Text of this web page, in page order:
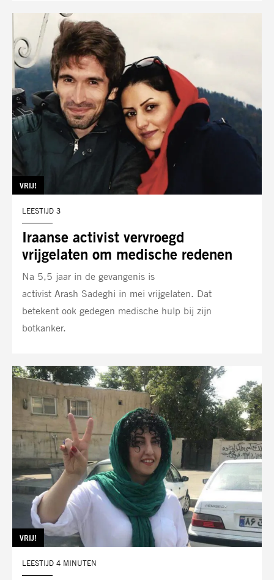
Iraanse activist vervroegd
vrijgelaten om medische redenen
TAG:
VRIJ!
LEESTIJD 3
Na 5,5 jaar in de gevangenis is
activist Arash Sadeghi in mei vrijgelaten. Dat
betekent ook gedegen medische hulp bij zijn
botkanker.
TAG:
VRIJ!
LEESTIJD 4 MINUTEN